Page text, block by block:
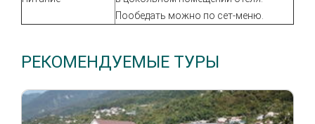
Пообедать можно по сет-меню.
РЕКОМЕНДУЕМЫЕ ТУРЫ